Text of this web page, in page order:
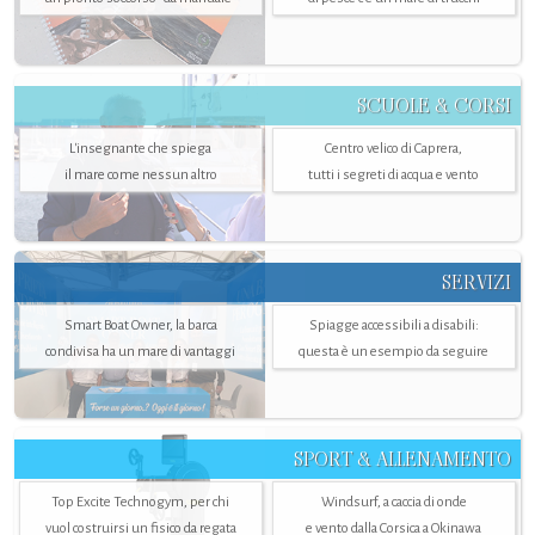
SCUOLE & CORSI
L'insegnante che spiega
il mare come nessun altro
Centro velico di Caprera,
tutti i segreti di acqua e vento
SERVIZI
Smart Boat Owner, la barca
condivisa ha un mare di vantaggi
Spiagge accessibili a disabili:
questa è un esempio da seguire
SPORT & ALLENAMENTO
Top Excite Technogym, per chi
vuol costruirsi un fisico da regata
Windsurf, a caccia di onde
e vento dalla Corsica a Okinawa